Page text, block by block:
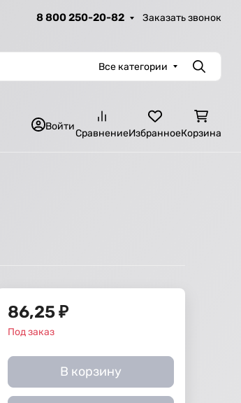
8 800 250-20-82 Заказать звонок
Все категории Поиск
Войти
СравнениеИзбранноеКорзина
86,25₽
Под заказ
В корзину